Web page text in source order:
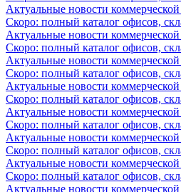
Актуальные новости
Скоро: полный каталог офисов,
Актуальные новости
Скоро: полный каталог офисов,
Актуальные новости
Скоро: полный каталог офисов,
Актуальные новости
Скоро: полный каталог офисов,
Актуальные новости
Скоро: полный каталог офисов,
Актуальные новости
Скоро: полный каталог офисов,
Актуальные новости
Скоро: полный каталог офисов,
Актуальные новости